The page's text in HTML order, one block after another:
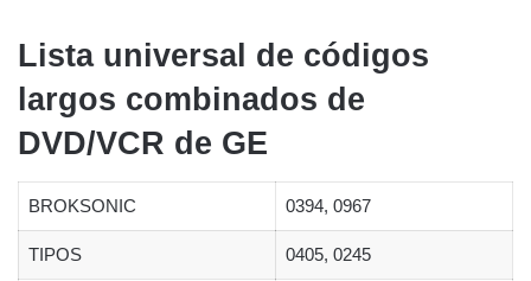
Lista universal de códigos
largos combinados de
DVD/VCR de GE
BROKSONIC 0394, 0967
TIPOS 0405, 0245